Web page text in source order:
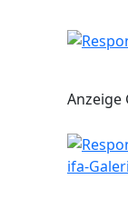
Anzeige
ifa-